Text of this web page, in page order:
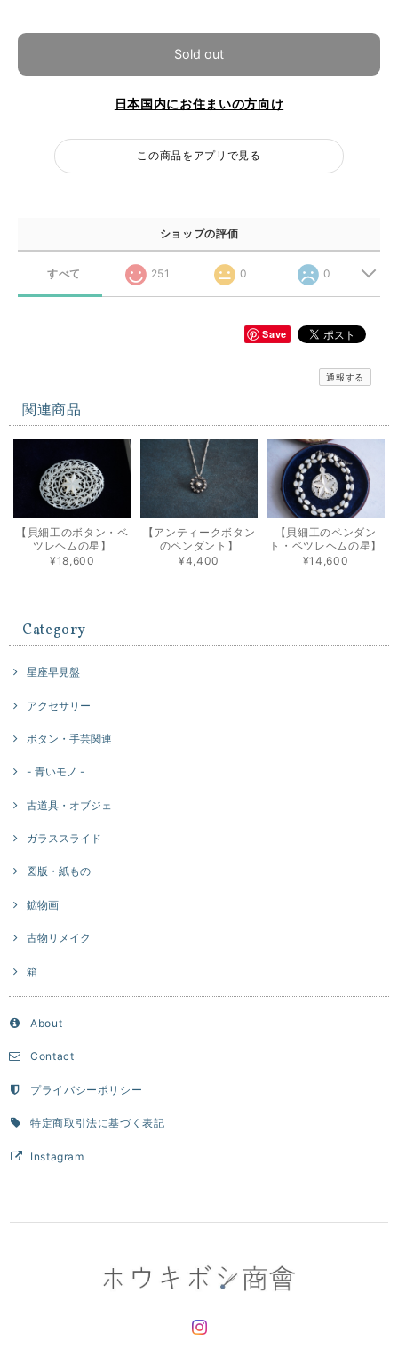
Sold out
日本国内にお住まいの方向け
この商品をアプリで見る
ショップの評価
すべて 251 0 0
Save
通報する
関連商品
【貝細工のボタン・ベ
ツレヘムの星】
¥18,600
【アンティークボタン
のペンダント】
¥4,400
【貝細工のペンダン
ト・ベツレヘムの星】
¥14,600
Category
星座早見盤
アクセサリー
ボタン・手芸関連
- 青いモノ -
古道具・オブジェ
ガラススライド
図版・紙もの
鉱物画
古物リメイク
箱
About
Contact
プライバシーポリシー
特定商取引法に基づく表記
Instagram